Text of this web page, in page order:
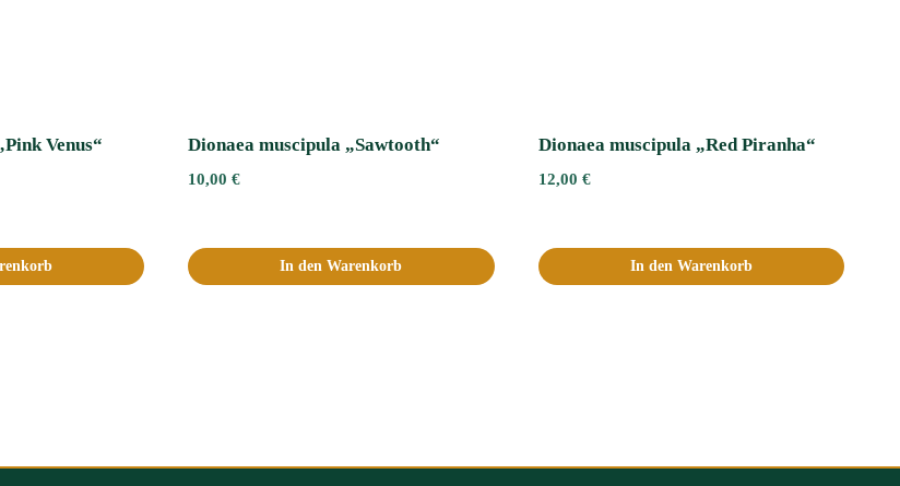
Venus“ Dionaea muscipula „Sawtooth“
10,00 €
In den Warenkorb
Dionaea muscipula „Red Piranha“
12,00 €
In den Warenkorb